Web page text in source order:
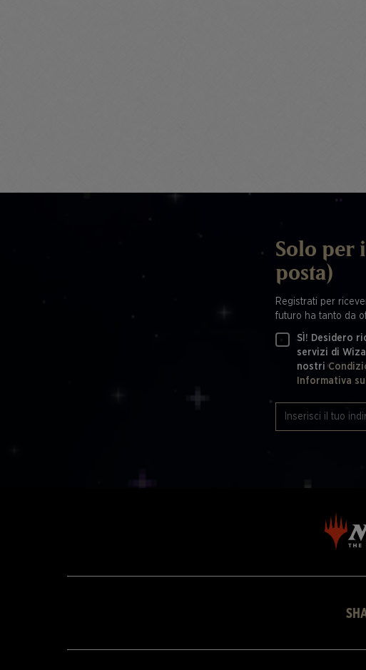
Solo per
posta)
Registrati per
futuro ha tanto da
SÌ! Desidero
servizi di
nostri
Informativa